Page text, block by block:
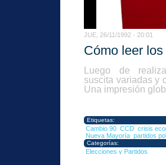
JUE, 26/11/1992 - 20:01
Cómo leer
Luego de
suscita variadas y
Una impresión
Etiquetas:
Cambio 90 CCD crisis
Nueva Mayoría partidos
Categorías:
Elecciones y Partidos